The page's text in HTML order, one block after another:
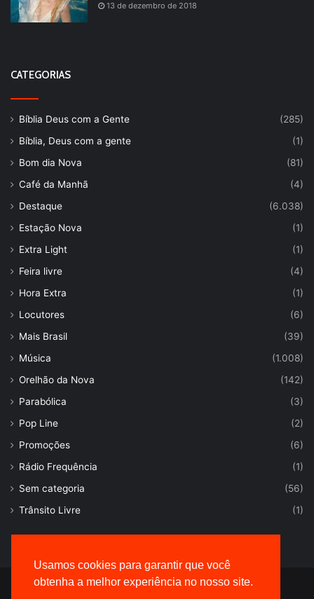
Usamos cookies para garantir que você
obtenha a melhor experiência no nosso site.
13 de dezembro de 2018
CATEGORIAS
Bíblia Deus com a Gente
(285)
Bíblia, Deus com a gente
(1)
Bom dia Nova
(81)
Café da Manhã
(4)
Destaque
(6.038)
Estação Nova
(1)
Extra Light
(1)
Feira livre
(4)
Hora Extra
(1)
Locutores
(6)
Mais Brasil
(39)
Música
(1.008)
Orelhão da Nova
(142)
Parabólica
(3)
Pop Line
(2)
Promoções
(6)
Rádio Frequência
(1)
Sem categoria
(56)
Trânsito Livre
(1)